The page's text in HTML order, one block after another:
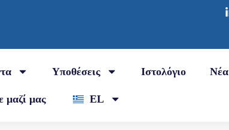
Υποθέσεις Ιστολόγιο Νέα
μαζί μας EL